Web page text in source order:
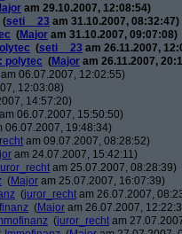
am 29.10.2007, 12:08:54)
(seti__23 am 31.10.2007, 08:32:47)
(Major am 31.10.2007, 09:07:08)
(seti__23 am 26.11.2007,
polytec (Major am 26.11.2007,
am 06.07.2007, 12:02:55)
12:03:08)
14:57:20)
am 06.07.2007, 15:50:50)
06.07.2007, 19:48:34)
am 09.07.2007, 08:28:52)
am 24.07.2007, 15:42:11)
am 25.07.2007, 08:28:39)
(Major am 25.07.2007, 16:07:39)
(juror_recht am 26.07.2007,
(Major am 26.07.2007,
(juror_recht am